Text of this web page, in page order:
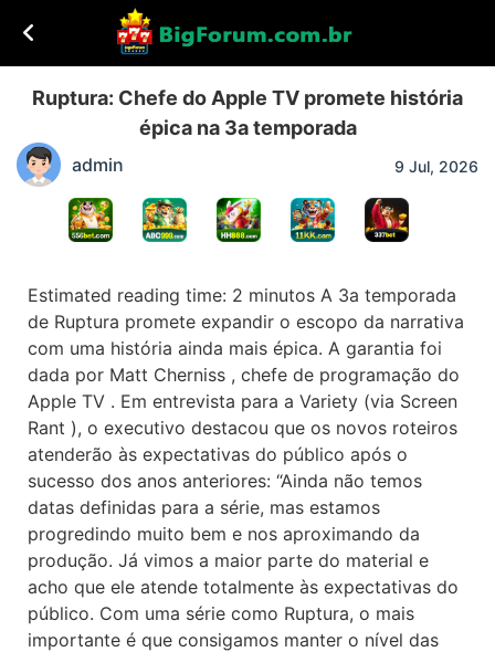
Ruptura: Chefe do Apple TV promete história
épica na 3a temporada
admin 9 Jul, 2026
Estimated reading time: 2 minutos A 3a temporada
de Ruptura promete expandir o escopo da narrativa
com uma história ainda mais épica. A garantia foi
dada por Matt Cherniss , chefe de programação do
Apple TV . Em entrevista para a Variety (via Screen
Rant ), o executivo destacou que os novos roteiros
atenderão às expectativas do público após o
sucesso dos anos anteriores: “Ainda não temos
datas definidas para a série, mas estamos
progredindo muito bem e nos aproximando da
produção. Já vimos a maior parte do material e
acho que ele atende totalmente às expectativas do
público. Com uma série como Ruptura, o mais
importante é que consigamos manter o nível das